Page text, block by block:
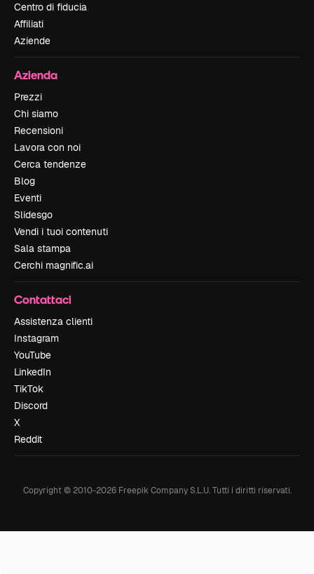
Centro di fiducia
Affiliati
Aziende
Azienda
Prezzi
Chi siamo
Recensioni
Lavora con noi
Cerca tendenze
Blog
Eventi
Slidesgo
Vendi i tuoi contenuti
Sala stampa
Cerchi magnific.ai
Contattaci
Assistenza clienti
Instagram
YouTube
LinkedIn
TikTok
Discord
X
Reddit
Copyright © 2010-2026Freepik Company S.L.U. Tutti i diritti riservati.